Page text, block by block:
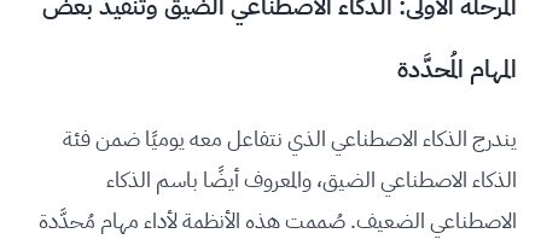
المهام المُحدَّدة
يندرج الذكاء الاصطناعي الذي نتفاعل معه يوميًا ضمن فئة
الذكاء الاصطناعي الضيق، والمعروف أيضًا باسم الذكاء
الاصطناعي الضعيف. صُممت هذه الأنظمة لأداء مهام مُحدَّدة